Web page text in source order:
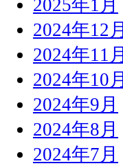
2025年1月
2024年12月
2024年11月
2024年10月
2024年9月
2024年8月
2024年7月